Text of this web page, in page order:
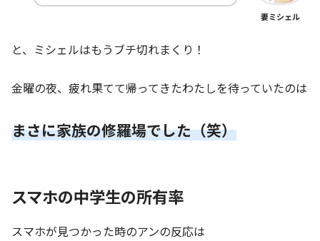
妻ミシェル
と、ミシェルはもうブチ切れまくり！
金曜の夜、疲れ果てて帰ってきたわたしを待っていたのは
まさに家族の修羅場でした（笑）
スマホの中学生の所有率
スマホが見つかった時のアンの反応は